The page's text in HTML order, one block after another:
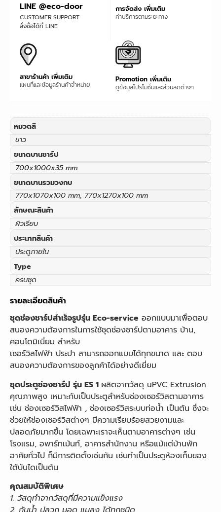
LINE @eco-door
CUSTOMER SUPPORT
สั่งซื้อได้ที่ LINE
การจัดส่ง เพิ่มเติม
ค่าบริการตามระยะทาง
สาขาร้านค้า เพิ่มเติม
แผนที่และข้อมูลร้านค้าจำหน่าย
Promotion เพิ่มเติม
ดูข้อมูลโปรโมชั่นและส่วนลดต่างๆ
หมวดสี
ขาว
ขนาดบานชาร์ป
700x1000x35 mm.
ขนาดบานรวมวงกบ
770x1070x100 mm, 770x1270x100 mm
ลักษณะสินค้า
ผิวเรียบ
ประเภทสินค้า
ประตูภายใน
Type
ครบชุด
รายละเอียดสินค้า
ชุดช่องชาร์ปสำเร็จรูปรุ่น Eco-service ออกแบบมาเพื่อตอบ
สนองความต้องการในการใช้ชุดช่องชาร์ปตามอาคาร บ้าน,
คอนโดมิเนี่ยม สำหรับ
เซอร์วิสไฟฟ้า ประปา สามารถออกแบบได้ทุกขนาด และ ตอบ
สนองความต้องการของลูกค้าได้อย่างดีเยี่ยม
ชุดประตูช่องชาร์ป รุ่น ES 1 ผลิตจากวัสดุ uPVC Extrusion
คุณภาพสูง เหมาะกับเป็นประตูสำหรับช่องเซอร์วิสตามอาคาร
เช่น ช่องเซอร์วิสไฟฟ้า , ช่องเซอร์วิสระบบท่อน้ำ เป็นต้น ซึ่งจะ
ช่วยให้ช่องเซอร์วิสต่างๆ มีความเรียบร้อยสวยงามและ
ปลอดภัยมากขึ้น โดยเฉพาะเราจะเห็นตามอาคารต่างๆ เช่น
โรงแรม, อพาร์ทเม้นท์, อาคารสำนักงาน หรือแม้แต่บ้านพัก
อาศัยทั่วไป ก็มีการติดตั้งเช่นกัน เช่นทำเป็นประตูห้องเก็บของ
ใต้บันไดเป็นต้น
คุณสมบัติพิเศษ
1. วัสดุทำจากวัสดุที่มีความแข็งแรง